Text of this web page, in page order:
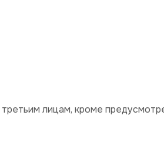
лицам, кроме